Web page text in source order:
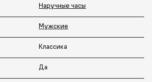
Наручные часы
Мужские
Классика
Да